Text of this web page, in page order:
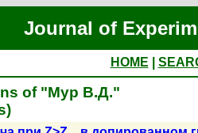
Journal of
HOME
of "Мур В.Д."